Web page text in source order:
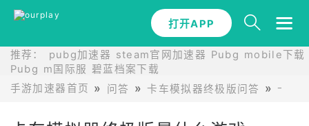
打开APP
推荐： pubg加速器 steam官网加速器 Pubg mobile下载
Pubg m国际服 碧蓝档案下载
手游加速器首页
问答 卡车模拟器终极版问答 卡车